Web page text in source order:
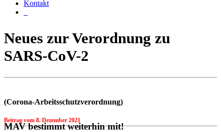
Kontakt
Neues zur Verordnung zu
SARS-CoV-2
(Corona-Arbeitsschutzverordnung)
Beitrag vom 8. Dezember 2021
MAV bestimmt weiterhin mit!